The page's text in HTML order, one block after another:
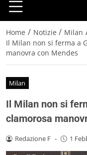
Home / Notizie / Milan
Il Milan non si ferma a
manovra con Mendes
Milan
Il Milan non si
clamorosa
Redazione F - 1